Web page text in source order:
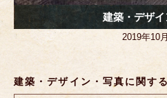
建築・デザ
2019年10
建築・デザイン・写真に関す